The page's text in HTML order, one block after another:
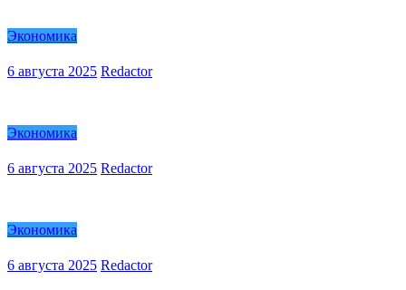
Экономика
6 августа 2025 Redactor
Экономика
6 августа 2025 Redactor
Экономика
6 августа 2025 Redactor